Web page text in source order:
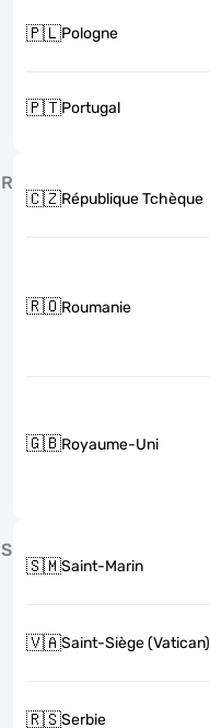
🇵🇱Pologne
🇵🇹Portugal
R
🇨🇿République Tchèque
🇷🇴Roumanie
🇬🇧Royaume-Uni
S
🇸🇲Saint-Marin
🇻🇦Saint-Siège (Vatican)
🇷🇸Serbie